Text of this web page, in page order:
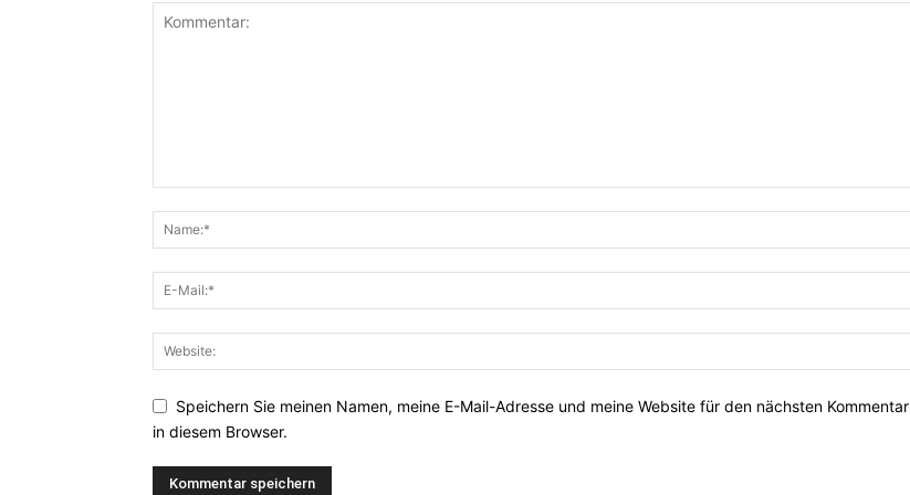
Speichern Sie meinen Namen, meine E-Mail-Adresse und meine Website für den nächsten Kommentar
in diesem Browser.